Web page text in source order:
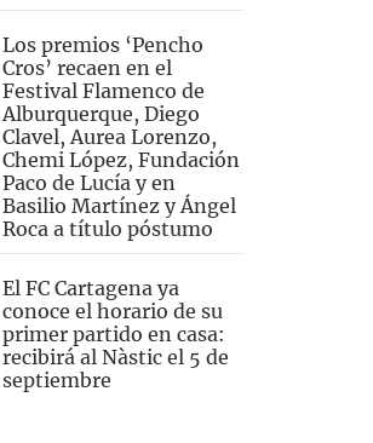
Los premios ‘Pencho
Cros’ recaen en el
Festival Flamenco de
Alburquerque, Diego
Clavel, Aurea Lorenzo,
Chemi López, Fundación
Paco de Lucía y en
Basilio Martínez y Ángel
Roca a título póstumo
El FC Cartagena ya
conoce el horario de su
primer partido en casa:
recibirá al Nàstic el 5 de
septiembre